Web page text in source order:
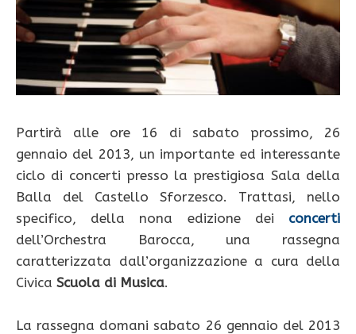
Partirà alle ore 16 di sabato prossimo, 26
gennaio del 2013, un importante ed interessante
ciclo di concerti presso la prestigiosa Sala della
Balla del Castello Sforzesco. Trattasi, nello
specifico, della nona edizione dei concerti
dell’Orchestra Barocca, una rassegna
caratterizzata dall’organizzazione a cura della
Civica Scuola di Musica.
La rassegna domani sabato 26 gennaio del 2013